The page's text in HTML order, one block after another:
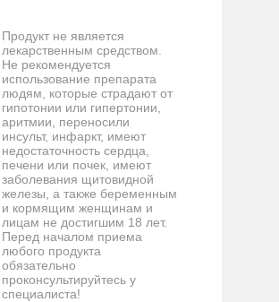
Продукт не является
лекарственным средством.
Не рекомендуется
использование препарата
людям, которые страдают от
гипотонии или гипертонии,
аритмии, переносили
инсульт, инфаркт, имеют
недостаточность сердца,
печени или почек, имеют
заболевания щитовидной
железы, а также беременным
и кормящим женщинам и
лицам не достигшим 18 лет.
Перед началом приема
любого продукта
обязательно
проконсультируйтесь у
специалиста!